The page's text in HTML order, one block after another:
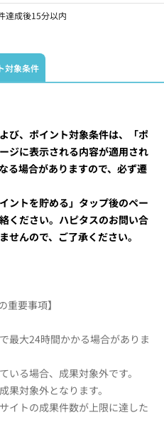
達成後15分以内
対象条件
び、ポイント対象条件は、「ポ
ジに表示される内容が適用され
る場合がありますので、必ず遷
ントを貯める」タップ後のペー
ください。ハピタスのお問い合
せんので、ご了承ください。
重要事項】
最大24時間かかる場合がありま
いる場合、成果対象外です。
果対象外となります。
イトの成果件数が上限に達した